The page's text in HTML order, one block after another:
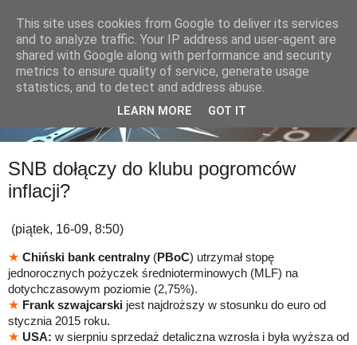
SNB dołączy do klubu pogromców
inflacji?
(piątek, 16-09, 8:50)
★ Chiński bank centralny (PBoC) utrzymał stopę
jednorocznych pożyczek średnioterminowych (MLF) na
dotychczasowym poziomie (2,75%).
★ Frank szwajcarski jest najdroższy w stosunku do euro od
stycznia 2015 roku.
★ USA: w sierpniu sprzedaż detaliczna wzrosła i była wyższa od
This site uses cookies from Google to deliver its services
and to analyze traffic. Your IP address and user-agent are
shared with Google along with performance and security
metrics to ensure quality of service, generate usage
statistics, and to detect and address abuse.
LEARN MORE GOT IT